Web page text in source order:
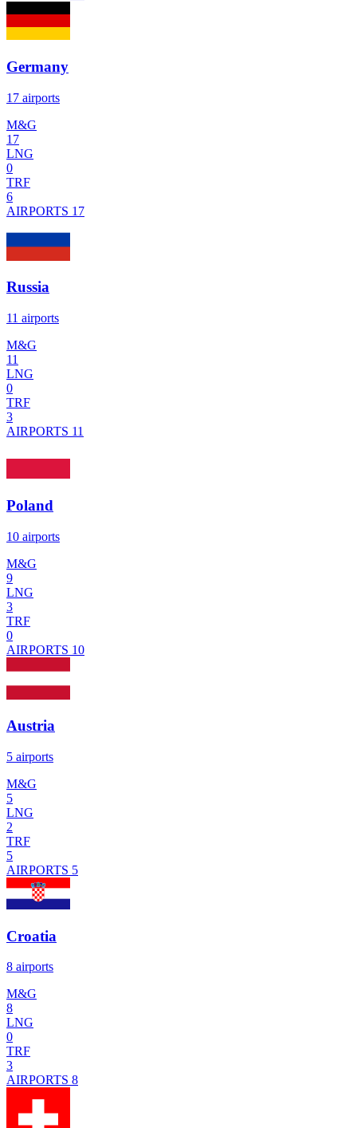
Germany
17 airports
M&G
17
LNG
0
TRF
6
AIRPORTS 17
Russia
11 airports
M&G
11
LNG
0
TRF
3
AIRPORTS 11
Poland
10 airports
M&G
9
LNG
3
TRF
0
AIRPORTS 10
Austria
5 airports
M&G
5
LNG
2
TRF
5
AIRPORTS 5
Croatia
8 airports
M&G
8
LNG
0
TRF
3
AIRPORTS 8